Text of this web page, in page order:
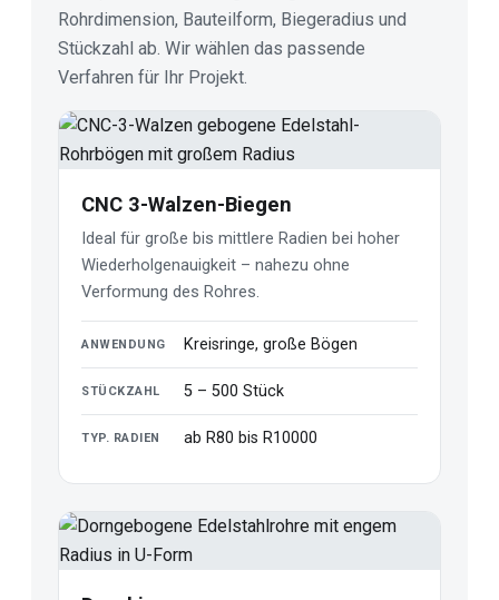
Rohrdimension, Bauteilform, Biegeradius und
Stückzahl ab. Wir wählen das passende
Verfahren für Ihr Projekt.
CNC 3-Walzen-Biegen
Ideal für große bis mittlere Radien bei hoher
Wiederholgenauigkeit – nahezu ohne
Verformung des Rohres.
ANWENDUNG Kreisringe, große Bögen
STÜCKZAHL 5 – 500 Stück
TYP. RADIEN ab R80 bis R10000